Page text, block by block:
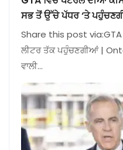
ਸਭ ਤੋਂ ਉੱਚੇ ਪੱਧਰ ‘ਤੇ
Share this post
ਲੀਟਰ ਤੱਕ ਪਹੁੰਚਣਗੀਆਂ |
ਵਾਲੀ…